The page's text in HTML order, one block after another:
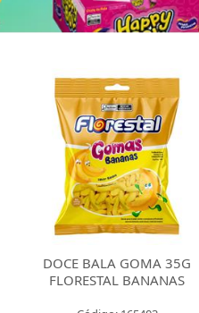
DOCE BALA GOMA 35G
FLORESTAL SININHOS